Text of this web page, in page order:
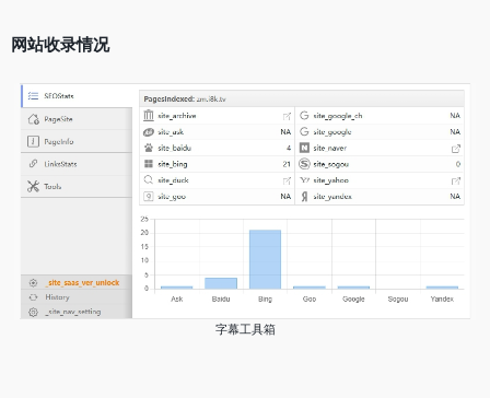
网站收录情况
字幕工具箱